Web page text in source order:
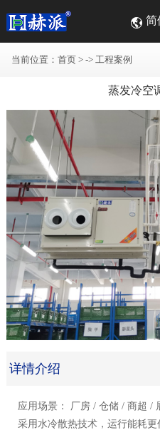
简
当前位置： 首页 > -> 工程案例
蒸发冷空
详情介绍
应用场景： 厂房 / 仓储 / 商超 /
采用水冷散热技术，运行能耗